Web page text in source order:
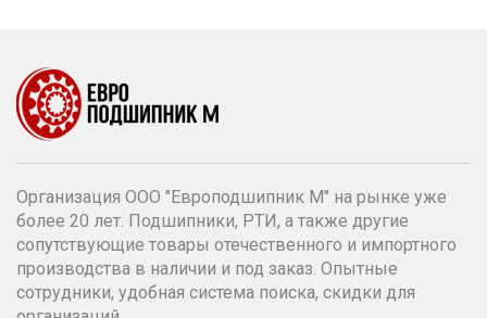
Организация ООО "Европодшипник М" на рынке уже
более 20 лет. Подшипники, РТИ, а также другие
сопутствующие товары отечественного и импортного
производства в наличии и под заказ. Опытные
сотрудники, удобная система поиска, скидки для